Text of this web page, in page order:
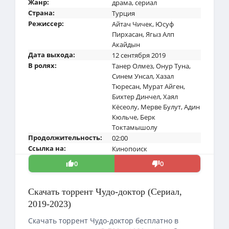
Жанр: драма,сериал
Страна:
Турция
Режиссер:
Айтач Чичек, Юсуф
Пирхасан,Ягыз Алп
Акайдын
Дата выхода:
12 сентября 2019
В ролях:
Танер Олмез,Онур Туна,
Синем Унсал,Хазал
Тюресан, Мурат Айген,
Бихтер Динчел,Хаял
Кёсеолу, Мерве Булут,Адин
Кюльче, Берк
Токтамышолу
Продолжительность:
02:00
Ссылка на:
Кинопоиск
0
0
Скачать торрент Чудо-доктор (Сериал,
2019-2023)
Скачать торрент Чудо-доктор бесплатно в